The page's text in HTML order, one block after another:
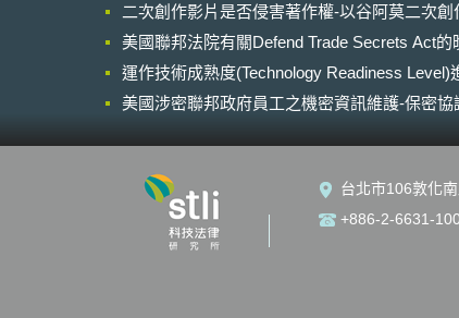
利申請，即可在44個歐洲及非歐洲國
家（包含摩洛哥、突尼西亞、柬埔
寨）取得專利保護。除了可減少申請
人的申請作業時間和成本，避免冗長
的實質審查程序，也可提高歐洲專利
權人在柬埔寨投資的意願。 柬埔
（SIPO）簽署性質相同的專利合作備
忘錄，發明專利於中國大陸通過審查
核准後，發明人可提出申請至柬埔寨
取得專利權及相關保護，取得日期及
保護時限20年與中國大陸相同，且申
請日於2003年1月22日後的中國大陸
（
團
變
限
稅
資
家
申
二次創作影片是否侵害著作權-以谷阿莫二次創
美國聯邦法院有關Defend Trade Secrets Act的
運作技術成熟度(Technology Readiness Level)
美國涉密聯邦政府員工之機密資訊維護-保密
台北市106敦化
+886-2-6631-